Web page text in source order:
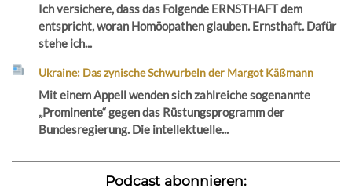
Ich versichere, dass das Folgende ERNSTHAFT dem
entspricht, woran Homöopathen glauben. Ernsthaft. Dafür
stehe ich...
Ukraine: Das zynische Schwurbeln der Margot Käßmann
Mit einem Appell wenden sich zahlreiche sogenannte
„Prominente“ gegen das Rüstungsprogramm der
Bundesregierung. Die intellektuelle...
Podcast abonnieren: